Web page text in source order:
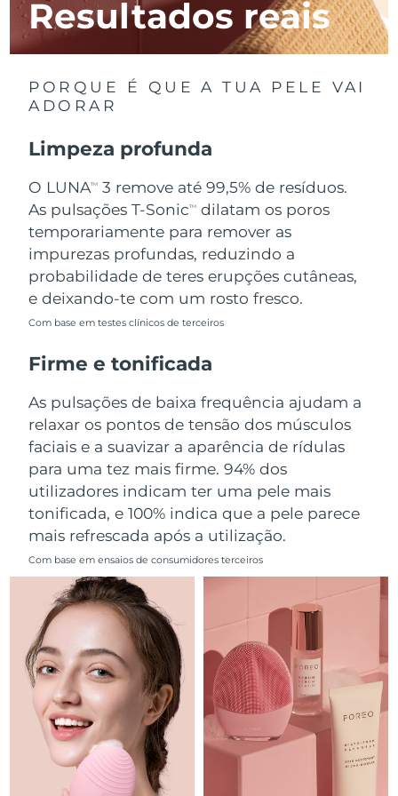
Resultados reais
PORQUE É QUE A TUA PELE VAI
ADORAR
Limpeza profunda
O LUNATM
3 remove até 99,5% de resíduos.
As pulsações T-SonicTM
dilatam os poros
temporariamente para remover as
impurezas profundas, reduzindo a
probabilidade de teres erupções cutâneas,
e deixando-te com um rosto fresco.
Com base em testes clínicos de terceiros
Firme e tonificada
As pulsações de baixa frequência ajudam a
relaxar os pontos de tensão dos músculos
faciais e a suavizar a aparência de rídulas
para uma tez mais firme. 94% dos
utilizadores indicam ter uma pele mais
tonificada, e 100% indica que a pele parece
mais refrescada após a utilização.
Com base em ensaios de consumidores terceiros
Luxemburgo Entrega prevista8/11/26
Macau, RAE da
China
Malta
México Entrega prevista8/15/26
Mônaco Entrega prevista
Países Baixos Entrega prevista 8/11/26
Nova Zelândia
Noruega
Omã Entrega prevista8/14/26
Filipinas Entrega prevista8/14/26
Polônia Entrega prevista8/12/26
Portugal Entrega prevista
Porto Rico Entrega prevista8/13/26
Catar Entrega prevista
Reunião Entrega prevista
Romênia Entrega prevista8/11/26
Rússia Entrega prevista 8/19/26
Arábia Saudita